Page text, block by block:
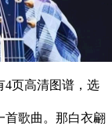
4页高清图谱，选
首歌曲。那白衣翩